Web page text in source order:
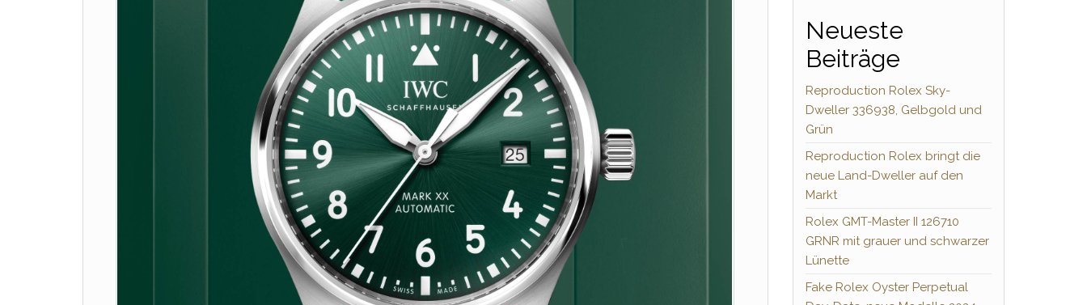
Neueste
Beiträge
Reproduction Rolex Sky-
Dweller 336938, Gelbgold und
Grün
Reproduction Rolex bringt die
neue Land-Dweller auf den
Markt
Rolex GMT-Master II 126710
GRNR mit grauer und schwarzer
Lünette
Fake Rolex Oyster Perpetual